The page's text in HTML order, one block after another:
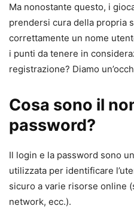
Ma nonostante questo, i
prendersi cura della propria
correttamente un nome
i punti da tenere in
registrazione? Diamo
Cosa sono il
password?
Il login e la password sono
utilizzata per identificare
sicuro a varie risorse online
network, ecc.).